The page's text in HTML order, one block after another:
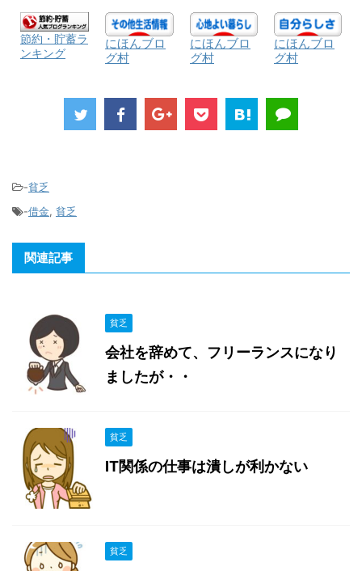
節約・貯蓄ラ
ンキング
にほんブロ
グ村
にほんブロ
グ村
にほんブロ
グ村
-貧乏
-借金, 貧乏
関連記事
貧乏
会社を辞めて、フリーランスになり
ましたが・・
貧乏
IT関係の仕事は潰しが利かない
貧乏